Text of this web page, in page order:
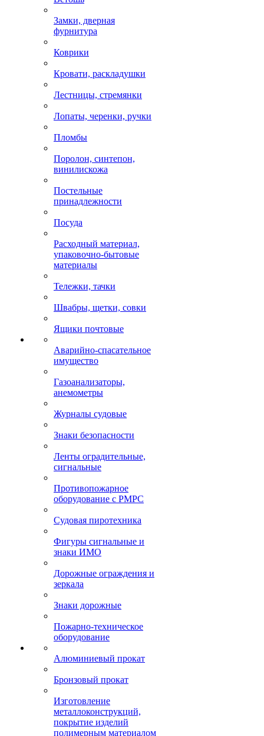
Замки, дверная
фурнитура
Коврики
Кровати, раскладушки
Лестницы, стремянки
Лопаты, черенки, ручки
Пломбы
Поролон, синтепон,
винилискожа
Постельные
принадлежности
Посуда
Расходный материал,
упаковочно-бытовые
материалы
Тележки, тачки
Швабры, щетки, совки
Ящики почтовые
Аварийно-спасательное
имущество
Газоанализаторы,
анемометры
Журналы судовые
Знаки безопасности
Ленты оградительные,
сигнальные
Противопожарное
оборудование с РМРС
Судовая пиротехника
Фигуры сигнальные и
знаки ИМО
Дорожные ограждения и
зеркала
Знаки дорожные
Пожарно-техническое
оборудование
Алюминиевый прокат
Бронзовый прокат
Изготовление
металлоконструкций,
покрытие изделий
полимерным материалом